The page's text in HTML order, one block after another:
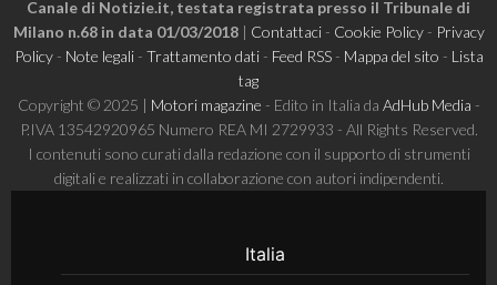
Canale di Notizie.it, testata registrata presso il Tribunale di
Milano n.68 in data 01/03/2018| Contattaci- Cookie Policy- Privacy
Policy- Note legali- Trattamento dati- Feed RSS- Mappa del sito - Lista
tag
Copyright © 2025 | Motori magazine - Edito in Italia da AdHub Media -
P.IVA 13542920965 Numero REA MI 2729933 - All Rights Reserved.
I contenuti sono curati dalla redazione con il supporto di strumenti
digitali e realizzati in collaborazione con autori indipendenti.
Italia